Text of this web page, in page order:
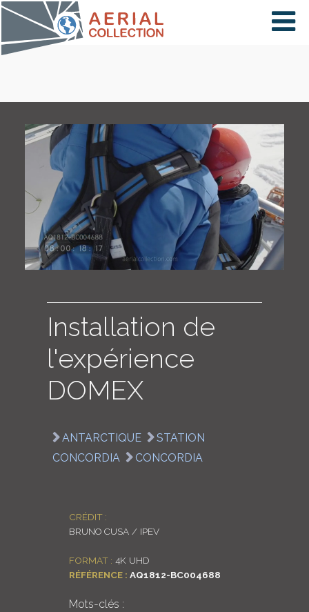
×
PAYS
CARTE
COLLECTIONS
Installation de
l'expérience
DOMEX
ANTARCTIQUE
STATION
CONCORDIA
CONCORDIA
CRÉDIT :
BRUNO CUSA / IPEV
FORMAT : 4K UHD
RÉFÉRENCE : AQ1812-BC004688
Mots-clés :